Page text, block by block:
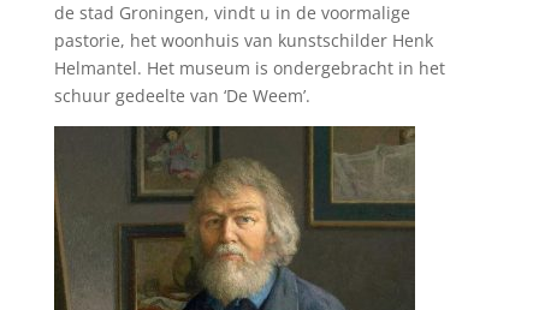
de stad Groningen, vindt u in de voormalige
pastorie, het woonhuis van kunstschilder Henk
Helmantel. Het museum is ondergebracht in het
schuur gedeelte van ‘De Weem’.